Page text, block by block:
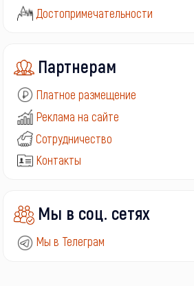
Достопримечательности
Партнерам
Платное размещение
Реклама на сайте
Сотрудничество
Контакты
Мы в соц. сетях
Мы в Телеграм